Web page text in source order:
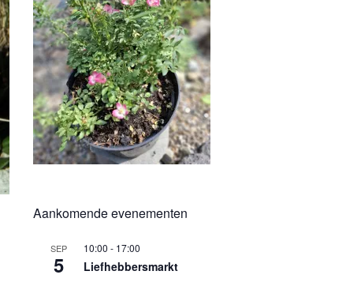
Aankomende evenementen
SEP
5
10:00 - 17:00
Liefhebbersmarkt